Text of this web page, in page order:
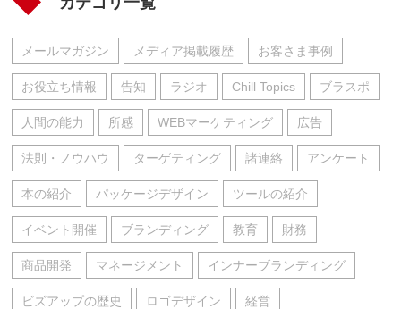
メールマガジン メディア掲載履歴 お客さま事例
お役立ち情報 告知 ラジオ Chill Topics ブラスポ
人間の能力 所感 WEBマーケティング 広告
法則・ノウハウ ターゲティング 諸連絡 アンケート
本の紹介 パッケージデザイン ツールの紹介
イベント開催 ブランディング 教育 財務
商品開発 マネージメント インナーブランディング
ビズアップの歴史 ロゴデザイン 経営